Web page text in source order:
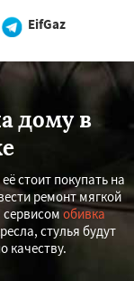
EifGaz
дому в
стоит покупать на
ремонт мягкой
сервисом обивка
стулья будут
качеству.